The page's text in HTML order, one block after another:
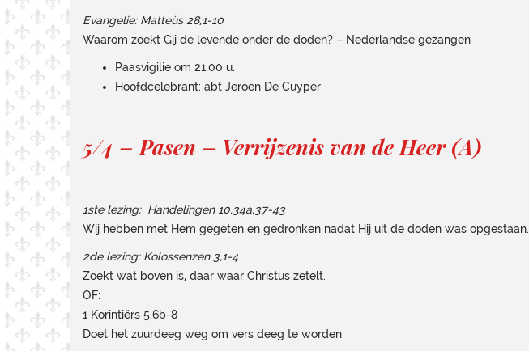
Evangelie: Matteüs 28,1-10
Waarom zoekt Gij de levende onder de doden? – Nederlandse gezangen
Paasvigilie om 21.00 u.
Hoofdcelebrant: abt Jeroen De Cuyper
5/4 – Pasen – Verrijzenis van de Heer (A)
1ste lezing: Handelingen 10,34a.37-43
Wij hebben met Hem gegeten en gedronken nadat Hij uit de doden was opgestaan.
2de lezing: Kolossenzen 3,1-4
Zoekt wat boven is, daar waar Christus zetelt.
OF:
1 Korintiërs 5,6b-8
Doet het zuurdeeg weg om vers deeg te worden.